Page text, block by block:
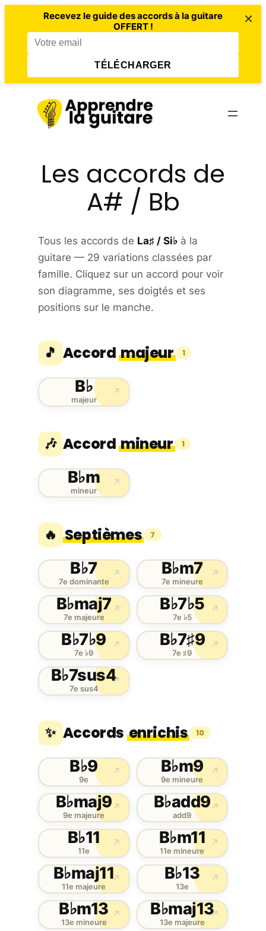
Recevez le guide des accords à la guitare
OFFERT !
TÉLÉCHARGER
×
contenu
Les accords de
A# / Bb
Tous les accords de La♯ / Si♭à la
guitare — 29 variations classées par
famille. Cliquez sur un accord pour voir
son diagramme, ses doigtés et ses
positions sur le manche.
🎵 Accordmajeur 1
B♭
majeur
↗
🎶 Accordmineur 1
B♭m
mineur
↗
🔥 Septièmes 7
B♭7
7e dominante
↗ B♭m7
7e mineure
↗
B♭maj7
7e majeure
↗ B♭7♭5
7e ♭5
↗
B♭7♭9
7e ♭9
↗ B♭7♯9
7e ♯9
↗
B♭7sus4
7e sus4
↗
✨ Accords enrichis 10
B♭9
9e
↗ B♭m9
9e mineure
↗
B♭maj9
9e majeure
↗ B♭add9
add9
↗
B♭11
11e
↗ B♭m11
11e mineure
↗
B♭maj11
11e majeure
↗ B♭13
13e
↗
B♭m13
13e mineure
↗ B♭maj13
13e majeure
↗